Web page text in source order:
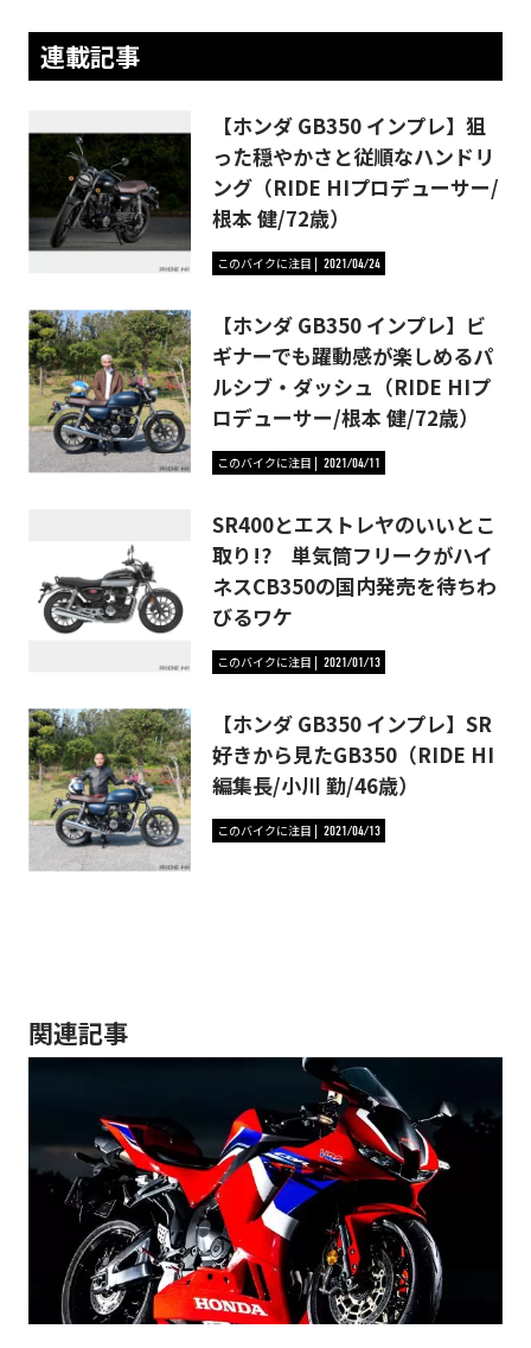
連載記事
【ホンダ GB350 インプレ】狙
った穏やかさと従順なハンドリ
ング（RIDE HIプロデューサー/
根本 健/72歳）
このバイクに注目 2021/04/24
【ホンダ GB350 インプレ】ビ
ギナーでも躍動感が楽しめるパ
ルシブ・ダッシュ（RIDE HIプ
ロデューサー/根本 健/72歳）
このバイクに注目 2021/04/11
SR400とエストレヤのいいとこ
取り!? 単気筒フリークがハイ
ネスCB350の国内発売を待ちわ
びるワケ
このバイクに注目 2021/01/13
【ホンダ GB350 インプレ】SR
好きから見たGB350（RIDE HI
編集長/小川 勤/46歳）
このバイクに注目 2021/04/13
関連記事